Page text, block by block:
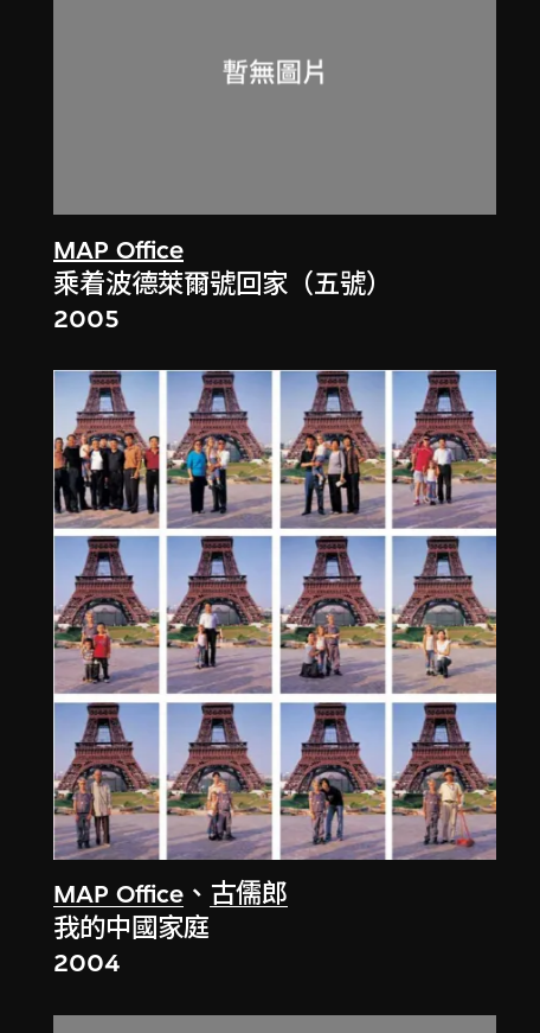
MAP Office
乘着波德萊爾號回家（五號）
2005
MAP Office 、 古儒郎
我的中國家庭
2004